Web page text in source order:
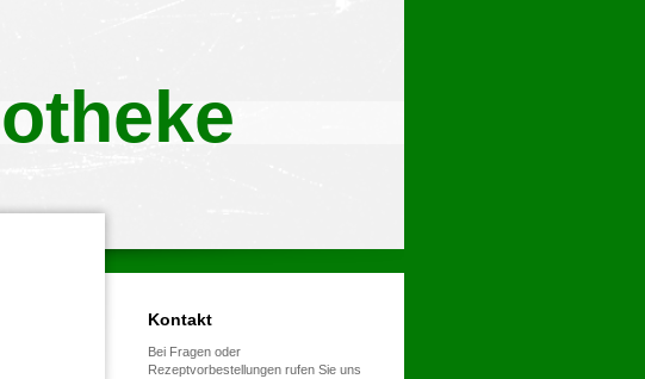
Kontakt
Bei Fragen oder
Rezeptvorbestellungen rufen Sie uns